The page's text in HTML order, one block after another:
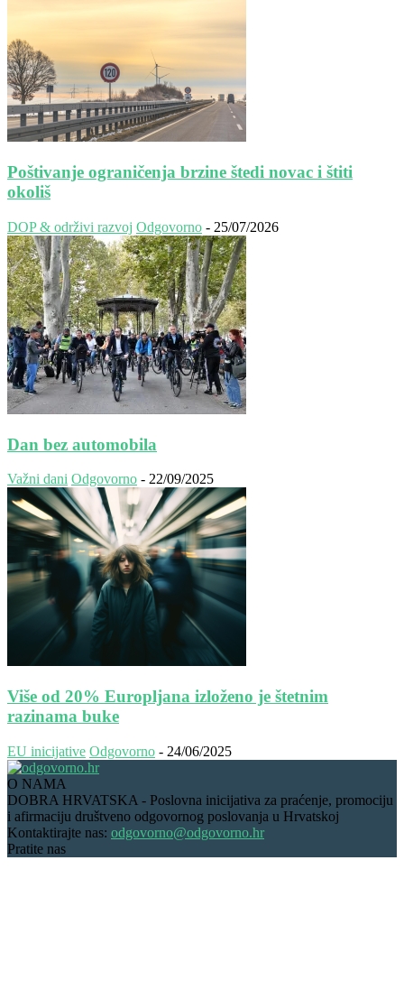
Poštivanje ograničenja brzine štedi novac i štiti
okoliš
DOP & održivi razvoj Odgovorno - 25/07/2026
Dan bez automobila
Važni dani Odgovorno - 22/09/2025
Više od 20% Europljana izloženo je štetnim
razinama buke
EU inicijative Odgovorno - 24/06/2025
O NAMA
DOBRA HRVATSKA - Poslovna inicijativa za praćenje, promociju
i afirmaciju društveno odgovornog poslovanja u Hrvatskoj
Kontaktirajte nas: odgovorno@odgovorno.hr
Pratite nas